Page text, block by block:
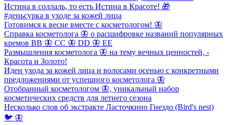
Истина в соллаль, то есть Истина в Красоте! 🎁
#деньсурка в уходе за кожей лица
Готовимся к весне вместе с косметологом! 🦋
Справка косметолога 🦋 о расшифровке названий популярных
кремов ВВ 🦋 СС 🦋 DD 🦋 EE
Размышления косметолога 🦋 на тему вечных ценностей, -
Красота и Золото!
Идеи ухода за кожей лица и волосами осенью с конкретными
предложениями от успешного косметолога 🦋
Отобранный косметологом 🦋, уникальный набор
косметических средств для летнего сезона
Несколько слов об экстракте Ласточкино Гнездо (Bird's nest)
🐦 🦋